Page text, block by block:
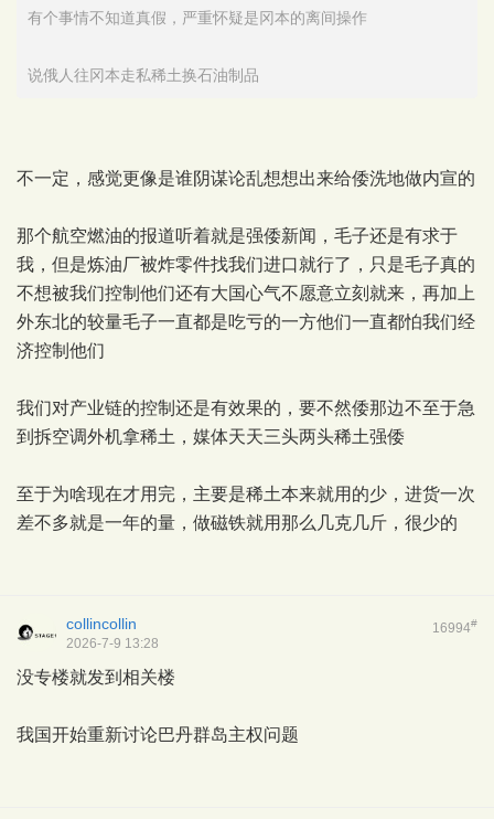
有个事情不知道真假，严重怀疑是冈本的离间操作
说俄人往冈本走私稀土换石油制品
不一定，感觉更像是谁阴谋论乱想想出来给倭洗地做内宣的
那个航空燃油的报道听着就是强倭新闻，毛子还是有求于
我，但是炼油厂被炸零件找我们进口就行了，只是毛子真的
不想被我们控制他们还有大国心气不愿意立刻就来，再加上
外东北的较量毛子一直都是吃亏的一方他们一直都怕我们经
济控制他们
我们对产业链的控制还是有效果的，要不然倭那边不至于急
到拆空调外机拿稀土，媒体天天三头两头稀土强倭
至于为啥现在才用完，主要是稀土本来就用的少，进货一次
差不多就是一年的量，做磁铁就用那么几克几斤，很少的
16994#
collincollin
2026-7-9 13:28
没专楼就发到相关楼
我国开始重新讨论巴丹群岛主权问题